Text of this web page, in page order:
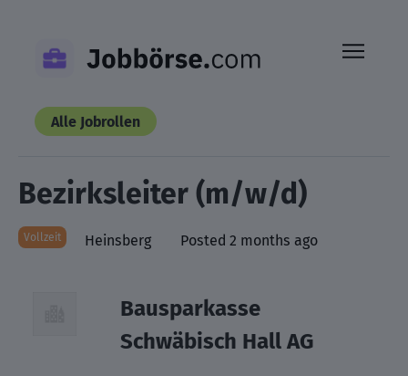
content
Alle Jobrollen
Bezirksleiter (m/w/d)
Vollzeit Heinsberg Posted 2 months ago
Bausparkasse
Schwäbisch Hall AG